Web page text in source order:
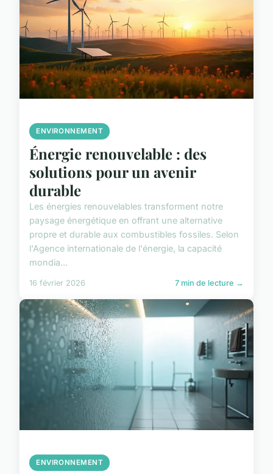
ENVIRONNEMENT
Énergie renouvelable : des
solutions pour un avenir
durable
Les énergies renouvelables transforment notre
paysage énergétique en offrant une alternative
propre et durable aux combustibles fossiles. Selon
l'Agence internationale de l'énergie, la capacité
mondia...
16 février 2026 7 min de lecture →
ENVIRONNEMENT